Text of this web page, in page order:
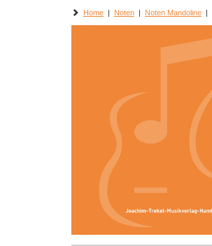
Home | Noten | Noten Mandoline |